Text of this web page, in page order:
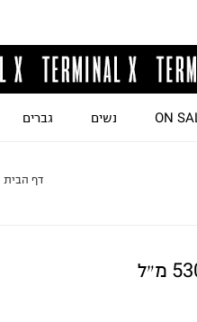
ON נשים גברים
דף הבית